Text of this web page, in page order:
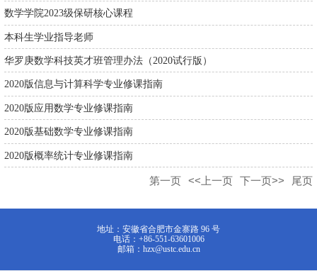
数学学院2023级保研核心课程
本科生学业指导老师
华罗庚数学科技英才班管理办法（2020试行版）
2020版信息与计算科学专业修课指南
2020版应用数学专业修课指南
2020版基础数学专业修课指南
2020版概率统计专业修课指南
第一页 <<上一页 下一页>> 尾页
地址：安徽省合肥市金寨路 96 号
电话：+86-551-63601006
邮箱：hzx@ustc.edu.cn